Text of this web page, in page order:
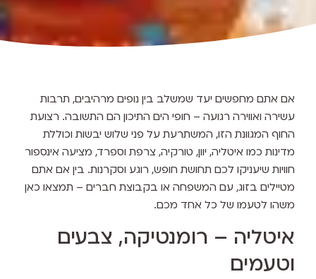
אם אתם מחפשים יעד שמשלב בין נופים מרהיבים, תרבות
עשירה ואווירה רגועה – חופי הים התיכון הם התשובה. רצועת
החוף המגוונת הזו, המשתרעת על פני שלוש יבשות וכוללת
מדינות כמו איטליה, יוון, טורקיה, צרפת וספרד, מציעה אינספור
חוויות שיעניקו לכם תחושת חופש, רוגע וסקרנות. בין אם אתם
מטיילים בזוג, עם המשפחה או בקבוצת חברים – תמצאו כאן
משהו לטעמו של כל אחד מכם.
איטליה – רומנטיקה, צבעים
וטעמים